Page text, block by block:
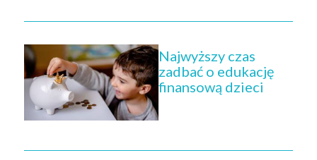
Najwyższy czas
zadbać o edukację
finansową dzieci